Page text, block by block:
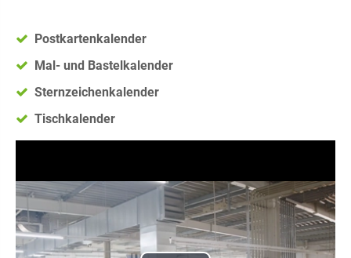
Postkartenkalender
Mal- und Bastelkalender
Sternzeichenkalender
Tischkalender